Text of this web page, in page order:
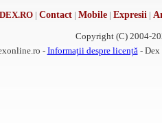
| Contact| Mobile| Expresii |
Copyright (C) 2004-
-Informații despre licență -